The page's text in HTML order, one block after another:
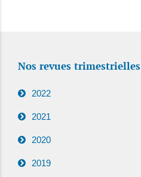
Nos revues trimestrielles
2022
2021
2020
2019